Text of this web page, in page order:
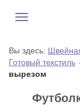
Вы здесь:
Готовый текстиль
вырезом